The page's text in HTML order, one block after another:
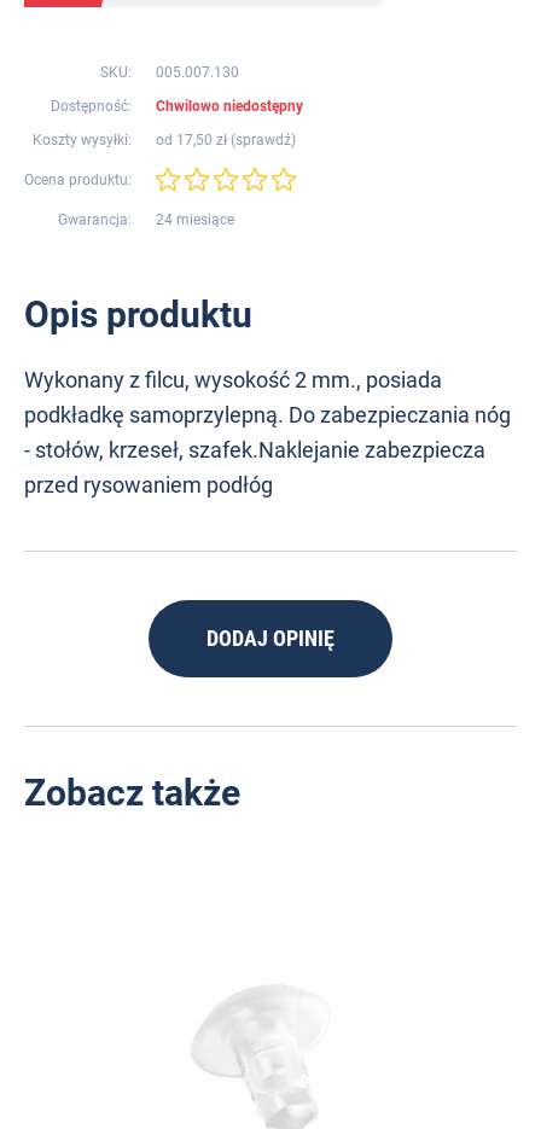
SKU:
005.007.130
Dostępność:
Chwilowo niedostępny
Koszty wysyłki:
od 17,50 zł (sprawdź)
Ocena produktu:
Gwarancja: 24 miesiące
Opis produktu
Wykonany z filcu, wysokość 2 mm., posiada
podkładkę samoprzylepną. Do zabezpieczania nóg
- stołów, krzeseł, szafek.Naklejanie zabezpiecza
przed rysowaniem podłóg
DODAJ OPINIĘ
Zobacz także